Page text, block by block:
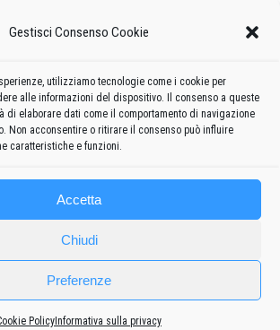
Gestisci Consenso Cookie
utilizziamo tecnologie come i cookie per
alle informazioni del dispositivo. Il consenso a queste
di elaborare dati come il comportamento di navigazione
Non acconsentire o ritirare il consenso può influire
caratteristiche e funzioni.
Accetta
Chiudi
Preferenze
Policy Informativa sulla privacy
Carica ancora
Frecce